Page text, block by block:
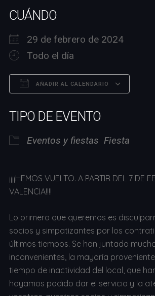
CUÁNDO
29 de febrero de 2024
Todo el día
AÑADIR AL CALENDARIO
TIPO DE EVENTO
Eventos y fiestas Fiesta
¡¡¡¡HEMOS VUELTO. A PARTIR DEL 7 DE
VALENCIA!!!!
Lo primero que queremos es
socios y simpatizantes por los
últimos tiempos. Se han juntado
inconvenientes, la mayoría
tiempo de inactividad del local, que
hayamos podido dar el servicio y la